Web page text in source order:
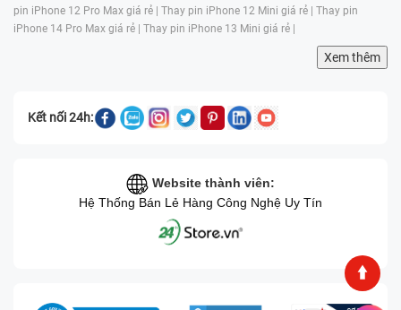
Nhiệt độ môi trường: Nhiệt độ môi trường cũng có thể
ion hoạt động tốt nhất ở nhiệt độ từ 20 đến 25 độ
hoặc quá lạnh, pin có thể hoạt động không hiệu quả và
mất điện nhanh hơn. Điều này thường xảy ra khi sử
thoại trong xe hơi nắng nóng. Nhiệt độ quá cao cũng
có thể gây hại trực tiếp đến pin và làm giảm tuổi thọ
Một số trường hợp, tình trạng chai pin
có thể do lỗi phần cứng trên điện thoại. Các linh kiện
pin iPhone 12 Pro Max giá rẻ | Thay pin iPhone 12 Mini giá rẻ | Thay pin
iPhone 14 Pro Max giá rẻ | Thay pin iPhone 13 Mini giá rẻ |
Xem thêm
Kết nối 24h:
Website thành viên:
Hệ Thống Bán Lẻ Hàng Công Nghệ Uy Tín